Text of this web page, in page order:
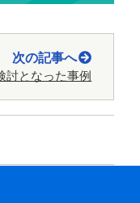
次の記事へ
討となった事例